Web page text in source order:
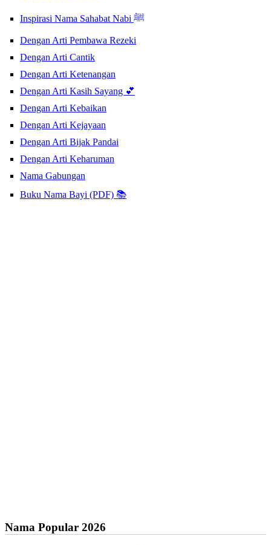
Inspirasi Nama Sahabat Nabi ﷺ
Dengan Arti Pembawa Rezeki
Dengan Arti Cantik
Dengan Arti Ketenangan
Dengan Arti Kasih Sayang 💕
Dengan Arti Kebaikan
Dengan Arti Kejayaan
Dengan Arti Bijak Pandai
Dengan Arti Keharuman
Nama Gabungan
Buku Nama Bayi (PDF) 📚
Nama Popular 2026